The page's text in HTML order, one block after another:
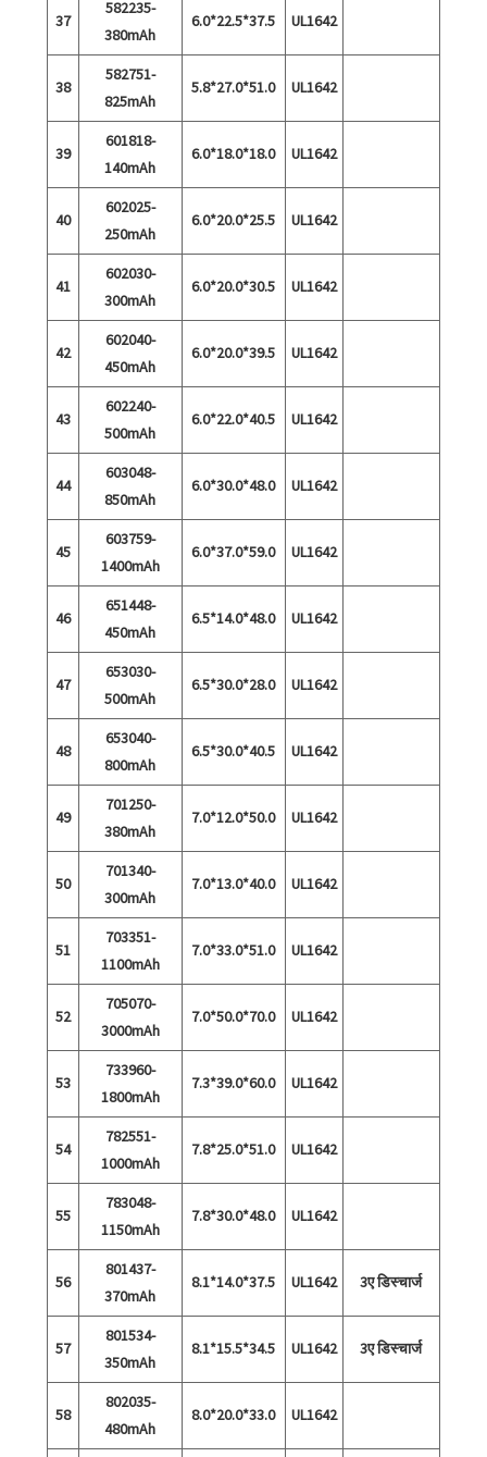
37
582235-
380mAh
6.0*22.5*37.5 UL1642
38
582751-
825mAh
5.8*27.0*51.0 UL1642
39
601818-
140mAh
6.0*18.0*18.0 UL1642
40
602025-
250mAh
6.0*20.0*25.5 UL1642
41
602030-
300mAh
6.0*20.0*30.5 UL1642
42
602040-
450mAh
6.0*20.0*39.5 UL1642
43
602240-
500mAh
6.0*22.0*40.5 UL1642
44
603048-
850mAh
6.0*30.0*48.0 UL1642
45
603759-
1400mAh
6.0*37.0*59.0 UL1642
46
651448-
450mAh
6.5*14.0*48.0 UL1642
47
653030-
500mAh
6.5*30.0*28.0 UL1642
48
653040-
800mAh
6.5*30.0*40.5 UL1642
49
701250-
380mAh
7.0*12.0*50.0 UL1642
50
701340-
300mAh
7.0*13.0*40.0 UL1642
51
703351-
1100mAh
7.0*33.0*51.0 UL1642
52
705070-
3000mAh
7.0*50.0*70.0 UL1642
53
733960-
1800mAh
7.3*39.0*60.0 UL1642
54
782551-
1000mAh
7.8*25.0*51.0 UL1642
55
783048-
1150mAh
7.8*30.0*48.0 UL1642
56
801437-
370mAh
8.1*14.0*37.5 UL1642 3ए डिस्चार्ज
57
801534-
350mAh
8.1*15.5*34.5 UL1642 3ए डिस्चार्ज
58
802035-
480mAh
8.0*20.0*33.0 UL1642